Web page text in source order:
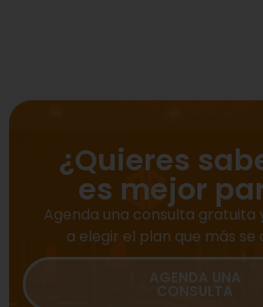
Agenda una consulta gratuita
a elegir el plan que más
AGENDA UNA
CONSULTA
¿Quieres
es mejor